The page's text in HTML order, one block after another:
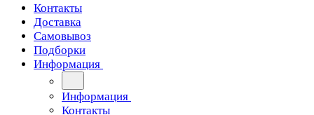
Контакты
Доставка
Самовывоз
Подборки
Информация
Информация
Контакты